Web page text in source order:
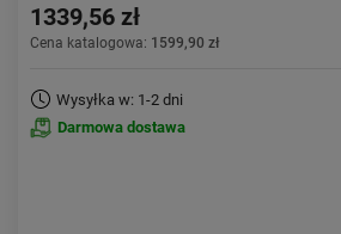
1339,56 zł
Cena katalogowa: 1599,90 zł
Wysyłka w: 1-2 dni
Darmowa dostawa